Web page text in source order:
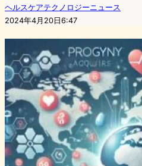
ヘルスケアテクノロジーニュース
2024年4月20日6:47